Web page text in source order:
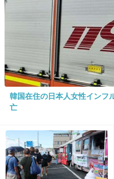
2015/07/23(木) 08:37:29
17万も払って知らない
それならちょっと豪華
がらお祝いした方がい
プレゼント付けてもそ
32. 匿名2015/07/23(木) 08:37:37
普通に旅行したらもっ
韓国在住の日本人女性イン
亡